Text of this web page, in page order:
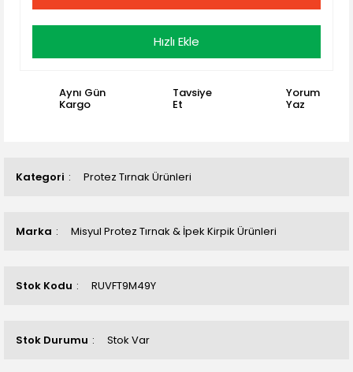
Kategori Protez Tırnak Ürünleri
Marka Misyul Protez Tırnak & İpek Kirpik Ürünleri
Stok Kodu RUVFT9M49Y
Stok Durumu Stok Var
Hızlı Ekle
Aynı Gün
Kargo
Tavsiye
Et
Yorum
Yaz